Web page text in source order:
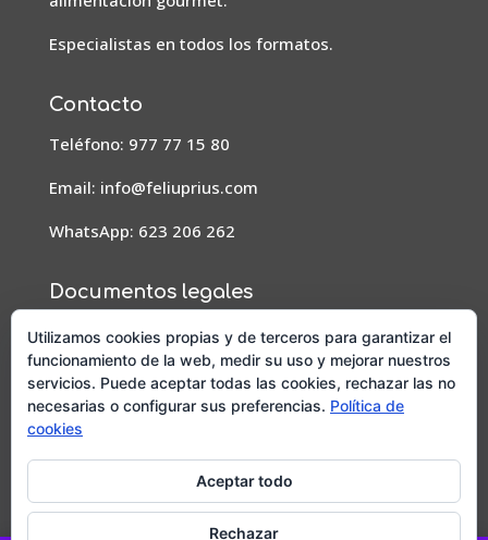
Especialistas en todos los formatos.
Contacto
Teléfono: 977 77 15 80
Email: info@feliuprius.com
WhatsApp: 623 206 262
Documentos legales
Aviso Legal
Condiciones de pedidos, envío y devoluciones
Política de privacidad
Política de cookies
Diseño y posicionamiento web porMussara.com,
Utilizamos cookies propias y de terceros para garantizar el
funcionamiento de la web, medir su uso y mejorar nuestros
servicios. Puede aceptar todas las cookies, rechazar las no
necesarias o configurar sus preferencias. Política de
cookies
Aceptar todo
Rechazar